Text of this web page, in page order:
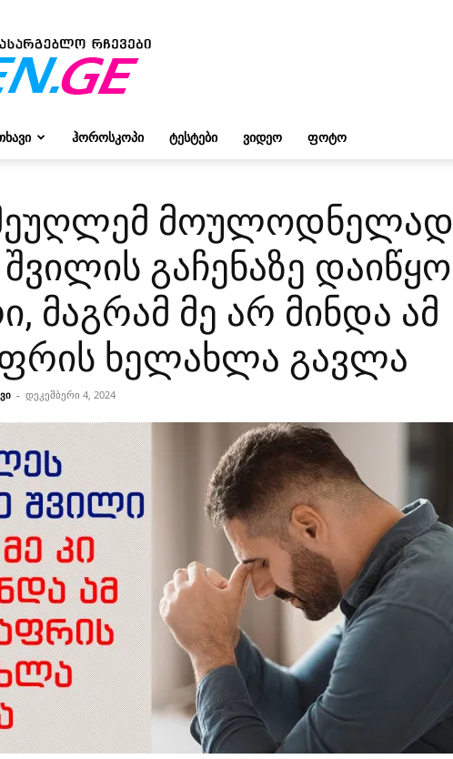
ვივიენისგან
ᲰᲝᲠᲝᲡᲙᲝᲞᲘ ᲢᲔᲡᲢᲔᲑᲘ ᲕᲘᲓᲔᲝ ᲤᲝᲢᲝ
მეუღლემ მოულოდნელად
გაჩენაზე დაიწყო
მაგრამ მე არ მინდა ამ
ხელახლა გავლა
- დეკემბერი 4, 2024